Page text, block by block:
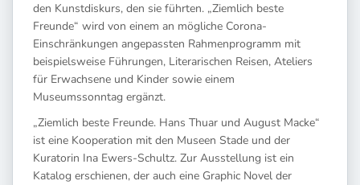
den Kunstdiskurs, den sie führten. „Ziemlich beste
Freunde“ wird von einem an mögliche Corona-
Einschränkungen angepassten Rahmenprogramm mit
beispielsweise Führungen, Literarischen Reisen, Ateliers
für Erwachsene und Kinder sowie einem
Museumssonntag ergänzt.
„Ziemlich beste Freunde. Hans Thuar und August Macke“
ist eine Kooperation mit den Museen Stade und der
Kuratorin Ina Ewers-Schultz. Zur Ausstellung ist ein
Katalog erschienen, der auch eine Graphic Novel der